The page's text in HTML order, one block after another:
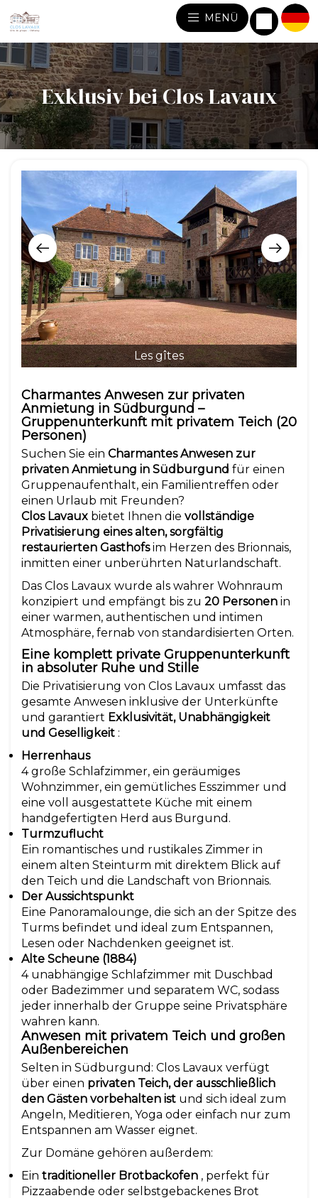
MENÜ
Exklusiv bei Clos Lavaux
Les gîtes
Charmantes Anwesen zur privaten
Anmietung in Südburgund –
Gruppenunterkunft mit privatem Teich (20
Personen)
Suchen Sie ein Charmantes Anwesen zur
privaten Anmietung in Südburgund für einen
Gruppenaufenthalt, ein Familientreffen oder
einen Urlaub mit Freunden?
Clos Lavaux bietet Ihnen die vollständige
Privatisierung eines alten, sorgfältig
restaurierten Gasthofsim Herzen des Brionnais,
inmitten einer unberührten Naturlandschaft.
Das Clos Lavaux wurde als wahrer Wohnraum
konzipiert und empfängt bis zu 20 Personen in
einer warmen, authentischen und intimen
Atmosphäre, fernab von standardisierten Orten.
Eine komplett private Gruppenunterkunft
in absoluter Ruhe und Stille
Die Privatisierung von Clos Lavaux umfasst das
gesamte Anwesen inklusive der Unterkünfte
und garantiert Exklusivität, Unabhängigkeit
und Geselligkeit :
Herrenhaus
4 große Schlafzimmer, ein geräumiges
Wohnzimmer, ein gemütliches Esszimmer und
eine voll ausgestattete Küche mit einem
handgefertigten Herd aus Burgund.
Turmzuflucht
Ein romantisches und rustikales Zimmer in
einem alten Steinturm mit direktem Blick auf
den Teich und die Landschaft von Brionnais.
Der Aussichtspunkt
Eine Panoramalounge, die sich an der Spitze des
Turms befindet und ideal zum Entspannen,
Lesen oder Nachdenken geeignet ist.
Alte Scheune (1884)
4 unabhängige Schlafzimmer mit Duschbad
oder Badezimmer und separatem WC, sodass
jeder innerhalb der Gruppe seine Privatsphäre
wahren kann.
Anwesen mit privatem Teich und großen
Außenbereichen
Selten in Südburgund: Clos Lavaux verfügt
über einen privaten Teich, der ausschließlich
den Gästen vorbehalten ist und sich ideal zum
Angeln, Meditieren, Yoga oder einfach nur zum
Entspannen am Wasser eignet.
Zur Domäne gehören außerdem:
Ein traditioneller Brotbackofen , perfekt für
Pizzaabende oder selbstgebackenes Brot